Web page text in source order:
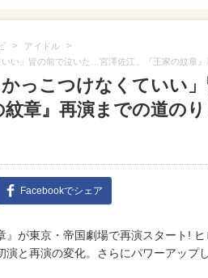
> アイドル >
い」皆の前で泣いた…宮澤佐江、『王家の紋章
っこつけなくていい
紋章』再演までの道の
Facebookでシェア
』が東京・帝国劇場で再演スタート!
演と再演の変化。さらにパワーアップ